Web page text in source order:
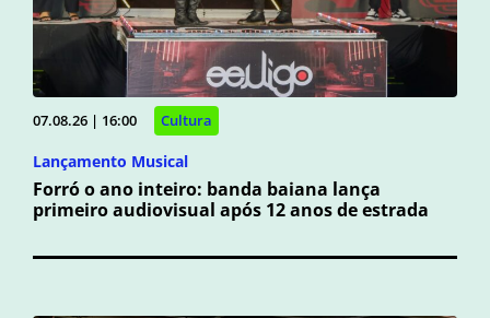
07.08.26 | 16:00 Cultura
Lançamento Musical
Forró o ano inteiro: banda baiana lança
primeiro audiovisual após 12 anos de estrada